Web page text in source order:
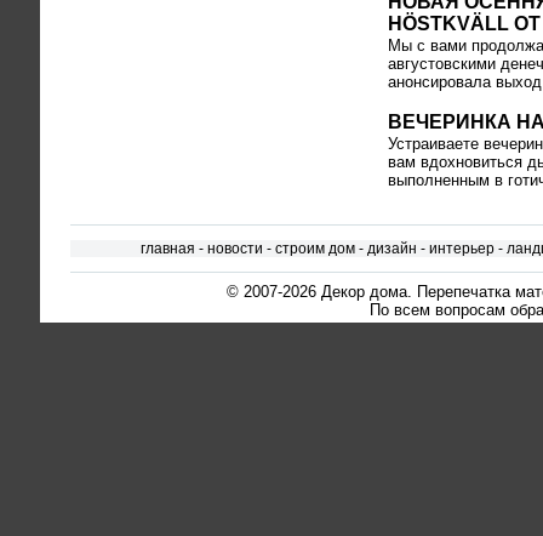
HÖSTKVÄLL
Мы с вами
августовскими
анонсировала
ВЕЧЕРИНКА
Устраиваете
вам вдохновиться
выполненным в
главная - новости - строим дом- дизайн - интерьер-
© 2007-2026 Декор дома. Перепечатка
По всем вопросам